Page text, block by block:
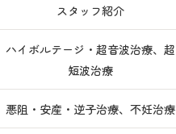
スタッフ紹介
ハイボルテージ・超音波治療、超
短波治療
悪阻・安産・逆子治療、不妊治療